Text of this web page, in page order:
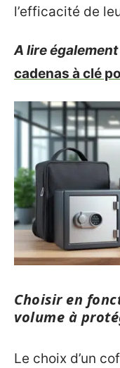
l’efficacité de
A lire également
cadenas à clé
Choisir en
volume à
Le choix d’un